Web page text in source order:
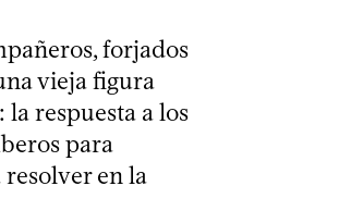
forjados
vieja figura
respuesta a los
para
en la